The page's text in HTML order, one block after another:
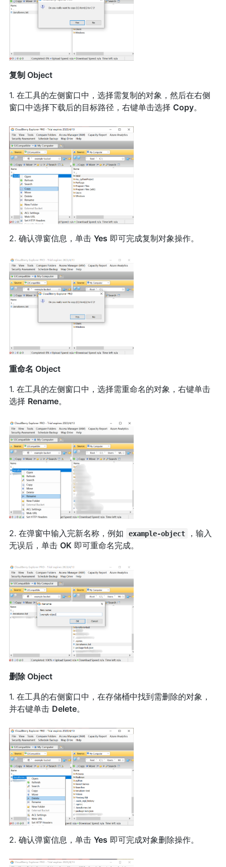
复制 Object
1. 在工具的左侧窗口中，选择需复制的对象，然后在右侧
窗口中选择下载后的目标路径，右键单击选择 Copy。
2. 确认弹窗信息，单击 Yes 即可完成复制对象操作。
重命名 Object
1. 在工具的左侧窗口中，选择需重命名的对象，右键单击
选择 Rename。
2. 在弹窗中输入完新名称，例如 example-object
，输入
无误后，单击 OK即可重命名完成。
删除 Object
1. 在工具的右侧窗口中，在存储桶中找到需删除的对象，
并右键单击 Delete。
2. 确认弹窗信息，单击 Yes 即可完成对象删除操作。